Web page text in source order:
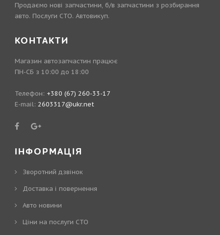
Продаємо нові запчастини, б/в запчастини з розбирання
авто. Послуги СТО. Автовикуп.
КОНТАКТИ
Магазин автозапчастин працює
ПН-СБ з 10:00 до 18:00
Телефон: +380 (67) 260-33-17
E-mail: 2603317@ukr.net
ІНФОРМАЦІЯ
Зворотний дзвінок
Доставка і повернення
Авто новини
Ціни на послуги СТО